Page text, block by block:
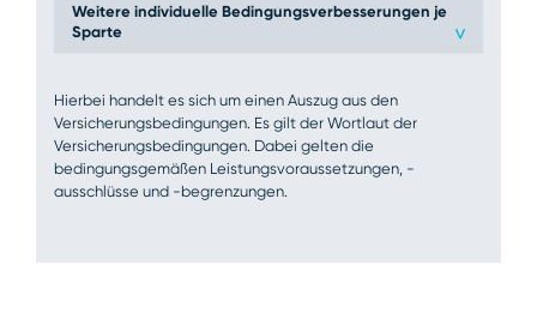
Weitere individuelle Bedingungsverbesserungen je
Sparte
>
Hierbei handelt es sich um einen Auszug aus den
Versicherungsbedingungen. Es gilt der Wortlaut der
Versicherungsbedingungen. Dabei gelten die
bedingungsgemäßen Leistungsvoraussetzungen, -
ausschlüsse und -begrenzungen.